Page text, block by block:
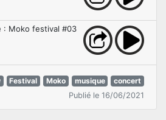
: Moko festival #03
Festival Moko musique
concert
Publié le 16/06/2021